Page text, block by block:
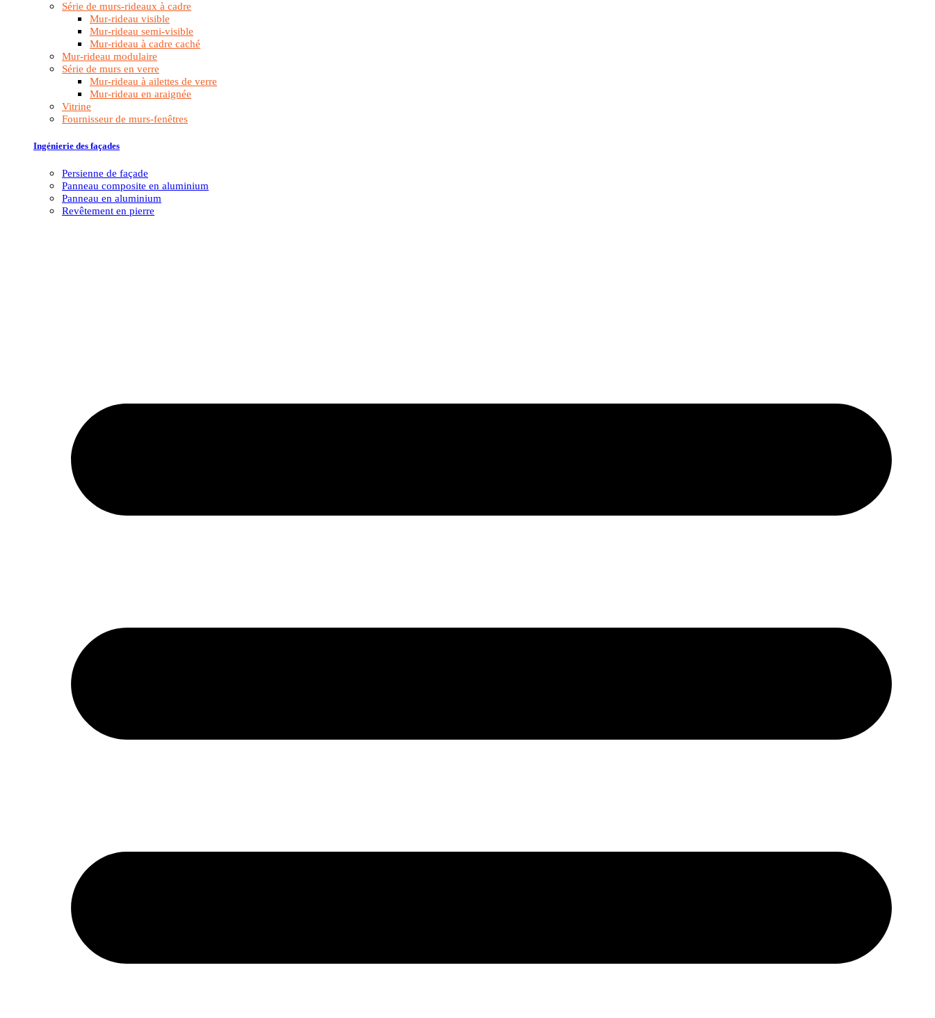
Série de murs-rideaux à cadre
Mur-rideau visible
Mur-rideau semi-visible
Mur-rideau à cadre caché
Mur-rideau modulaire
Série de murs en verre
Mur-rideau à ailettes de verre
Mur-rideau en araignée
Vitrine
Fournisseur de murs-fenêtres
Ingénierie des façades
Persienne de façade
Panneau composite en aluminium
Panneau en aluminium
Revêtement en pierre